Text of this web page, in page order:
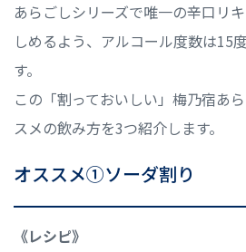
あらごしシリーズで唯一の辛口リ
しめるよう、アルコール度数は15
す。
この「割っておいしい」梅乃宿あ
スメの飲み方を3つ紹介します。
オススメ①ソーダ割り
《レシピ》